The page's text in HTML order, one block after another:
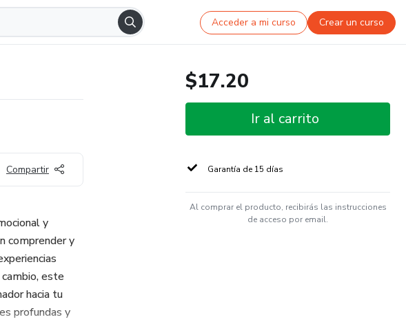
Acceder a mi curso Crear un curso
Compartir
y
comprender y
este
hacia tu
profundas y
$17.20
Ir al carrito
Garantía de 15 días
Al comprar el producto, recibirás las instrucciones
de acceso por email.